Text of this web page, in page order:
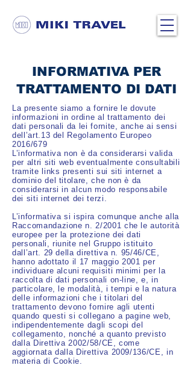
INFORMATIVA PER
TRATTAMENTO DI DATI
La presente siamo a fornire le dovute
informazioni in ordine al trattamento dei
dati personali da lei fornite, anche ai sensi
dell’art.13 del Regolamento Europeo
2016/679
L’informativa non è da considerarsi valida
per altri siti web eventualmente consultabili
tramite links presenti sui siti internet a
dominio del titolare, che non è da
considerarsi in alcun modo responsabile
dei siti internet dei terzi.
L’informativa si ispira comunque anche alla
Raccomandazione n. 2/2001 che le autorità
europee per la protezione dei dati
personali, riunite nel Gruppo istituito
dall’art. 29 della direttiva n. 95/46/CE,
hanno adottato il 17 maggio 2001 per
individuare alcuni requisiti minimi per la
raccolta di dati personali on-line, e, in
particolare, le modalità, i tempi e la natura
delle informazioni che i titolari del
trattamento devono fornire agli utenti
quando questi si collegano a pagine web,
indipendentemente dagli scopi del
collegamento, nonché a quanto previsto
dalla Direttiva 2002/58/CE, come
aggiornata dalla Direttiva 2009/136/CE, in
materia di Cookie.